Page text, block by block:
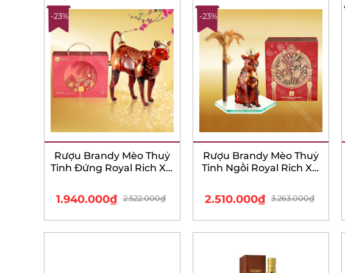
-23%
Rượu Brandy Mèo Thuỷ
Tinh Đứng Royal Rich XO
tết 20232.522.000₫
1.940.000₫
-23%
Rượu Brandy Mèo Thuỷ
Tinh Ngồi Royal Rich XO
tết 20233.263.000₫
2.510.000₫